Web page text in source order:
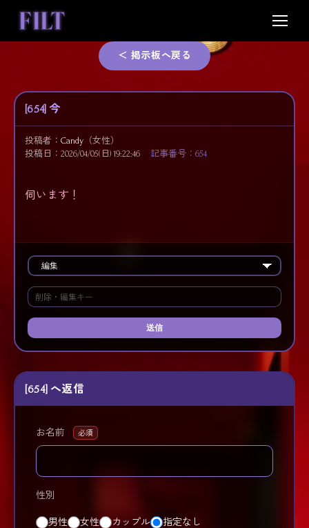
content
＜ 掲示板へ戻る
[654] 今
投稿者： Candy （女性）
投稿日：2026/04/05(日) 19:22:46
記事番号：654
伺います！
送信
[654] へ返信
お名前 必須
性別
男性 女性 カップル 指定なし